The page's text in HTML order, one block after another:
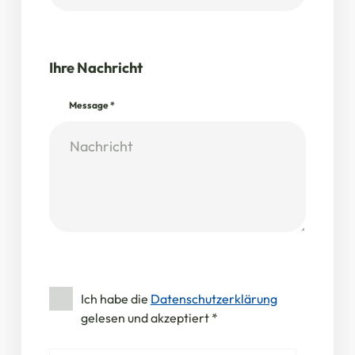
Ihre Nachricht
Message*
Ich habe die Datenschutzerklärung
gelesen und akzeptiert *